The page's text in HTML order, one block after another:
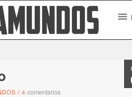
/4comentarios